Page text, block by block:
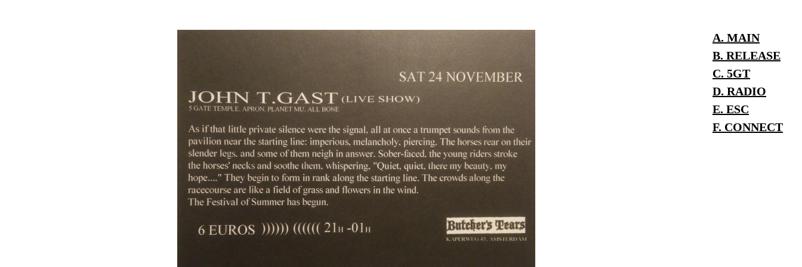
A. MAIN
B. RELEASE
C. 5GT
D. RADIO
E. ESC
F. CONNECT